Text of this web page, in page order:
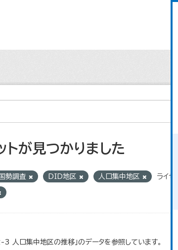
トが見つかりました
国勢調査 DID地区 人口集中地区 ライセ
3 人口集中地区の推移」のデータを参照しています。